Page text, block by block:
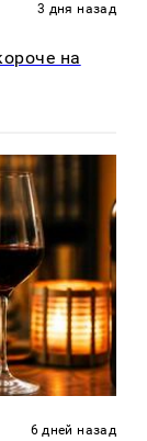
3 дня назад
на
6 дней назад